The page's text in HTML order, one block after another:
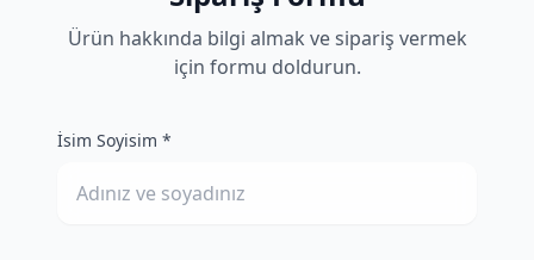
Ürün hakkında bilgi almak ve sipariş vermek
için formu doldurun.
İsim Soyisim *